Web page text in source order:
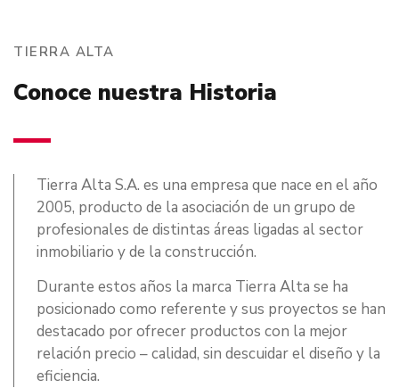
TIERRA ALTA
Conoce nuestra Historia
Tierra Alta S.A. es una empresa que nace en el año
2005, producto de la asociación de un grupo de
profesionales de distintas áreas ligadas al sector
inmobiliario y de la construcción.
Durante estos años la marca Tierra Alta se ha
posicionado como referente y sus proyectos se han
destacado por ofrecer productos con la mejor
relación precio – calidad, sin descuidar el diseño y la
eficiencia.